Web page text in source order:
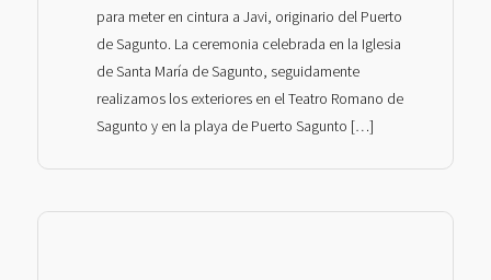
para meter en cintura a Javi, originario del Puerto
de Sagunto. La ceremonia celebrada en la Iglesia
de Santa María de Sagunto, seguidamente
realizamos los exteriores en el Teatro Romano de
Sagunto y en la playa de Puerto Sagunto […]